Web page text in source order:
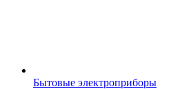
Бытовые электроприборы